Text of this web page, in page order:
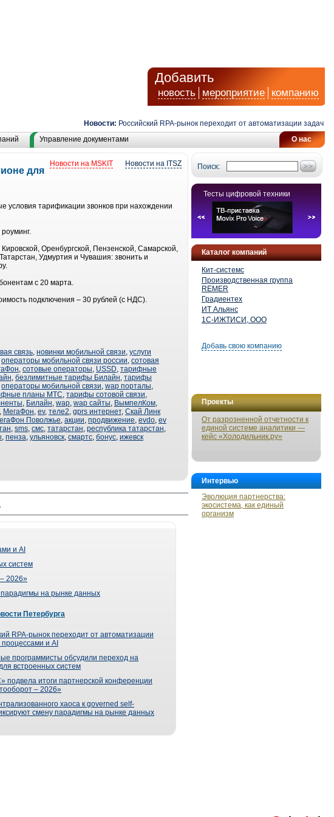
Добавить
новость мероприятие компанию
Новости: Российский RPA-рынок переходит от автоматизации задач к
О нас
Управление документами
Поиск:
Тесты цифровой техники
Каталог компаний
Кит-системс
Производственная группа
REMER
Градиентех
ИТ Альянс
1С-ИЖТИСИ, ООО
Добавь свою компанию
Проекты
От разрозненной отчетности к
единой системе аналитики —
кейс «Холодильник.ру»
Интервью
Эволюция партнерства:
экосистема, как единый
организм
Новости на ITSZ
Новости на MSKIT
для
условия тарификации звонков при нахождении
Оренбургской, Пензенской, Самарской,
Удмуртия и Чувашия: звонить и
с 20 марта.
подключения – 30 рублей (с НДС).
связь, новинки мобильной связи, услуги
операторы мобильной связи россии, сотовая
, сотовые операторы, USSD, тарифные
, безлимитные тарифы Билайн, тарифы
операторы мобильной связи, wap порталы,
планы МТС, тарифы сотовой связи,
, Билайн, wap, wap сайты, ВымпелКом,
, МегаФон, ev, теле2, gprs интернет, Скай Линк
Поволжье, акции, продвижение, evdo, ev
, sms, смс, татарстан, республика татарстан,
, пенза, ульяновск, смартс, бонус, ижевск
и AI
систем
2026»
на рынке данных
Петербурга
RPA-рынок переходит от автоматизации
и AI
программисты обсудили переход на
встроенных систем
подвела итоги партнерской конференции
– 2026»
хаоса к governed self-
смену парадигмы на рынке данных